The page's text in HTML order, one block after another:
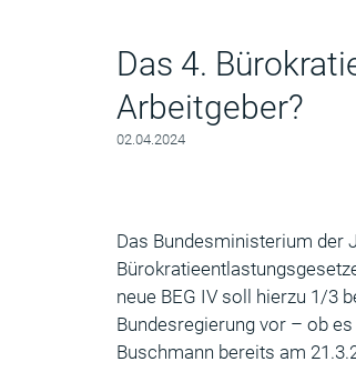
Das 4.
Arbeitgeber?
02.04.2024
Das Bundesministerium der
neue BEG IV soll hierzu 1/3
Bundesregierung vor – ob
Buschmann bereits am